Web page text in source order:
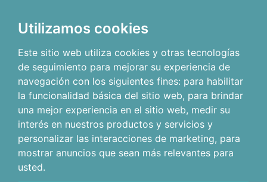
Utilizamos cookies
Este sitio web utiliza cookies y otras tecnologías
de seguimiento para mejorar su experiencia de
navegación con los siguientes fines: para habilitar
la funcionalidad básica del sitio web, para brindar
una mejor experiencia en el sitio web, medir su
interés en nuestros productos y servicios y
personalizar las interacciones de marketing, para
mostrar anuncios que sean más relevantes para
usted.